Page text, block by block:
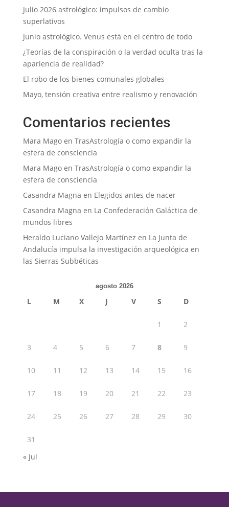
Julio 2026 astrológico: impulsos de cambio
superlativos
Junio astrológico. Venus está en el centro de todo
¿Teorías de la conspiración o la verdad oculta tras la
apariencia de realidad?
El robo de los bienes comunales globales
Mayo, tensión creativa entre realismo y renovación
Comentarios recientes
Mara Magoen TrasAstrología o como expandir la
esfera de consciencia
Mara Magoen TrasAstrología o como expandir la
esfera de consciencia
Casandra Magna en Elegidos antes de nacer
Casandra Magna en La Confederación Galáctica de
mundos libres
Heraldo Luciano Vallejo Martínez en La Junta de
Andalucía impulsa la investigación arqueológica en
las Sierras Subbéticas
agosto 2026
L M X J V S D
1 2
3 4 5 6 7 8 9
10 11 12 13 14 15 16
17 18 19 20 21 22 23
24 25 26 27 28 29 30
31
« Jul